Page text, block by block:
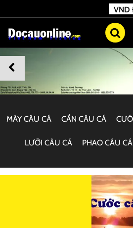
VND
MÁY CÂU CÁ CẦN CÂU CÁ
LƯỠI CÂU CÁ PHAO CÂU CÁ